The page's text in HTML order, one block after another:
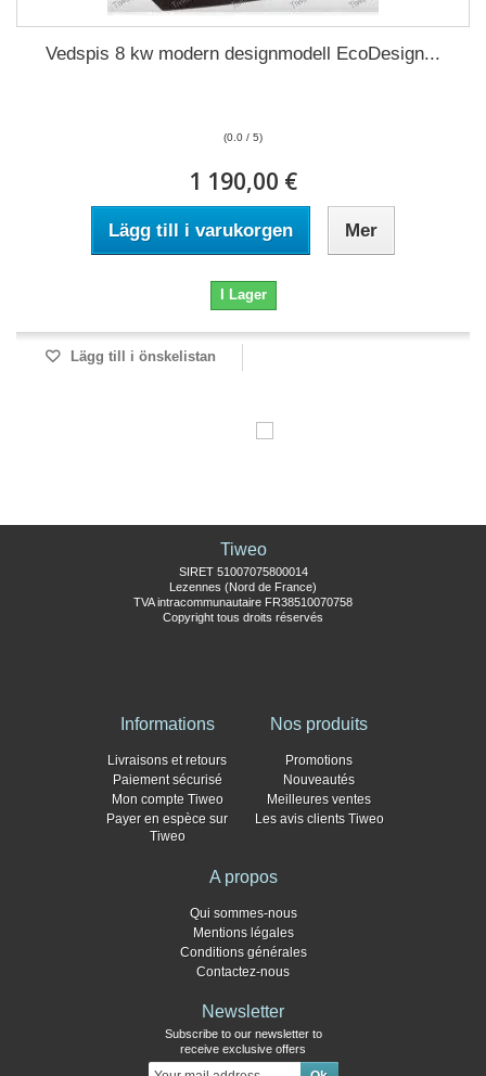
Vedspis 8 kw modern designmodell EcoDesign...
(0.0 / 5)
1 190,00 €
Lägg till i varukorgen Mer
I Lager
Lägg till i önskelistan
Tiweo
SIRET 51007075800014
Lezennes (Nord de France)
TVA intracommunautaire FR38510070758
Copyright tous droits réservés
Informations
Livraisons et retours
Paiement sécurisé
Mon compte Tiweo
Payer en espèce sur
Tiweo
Nos produits
Promotions
Nouveautés
Meilleures ventes
Les avis clients Tiweo
A propos
Qui sommes-nous
Mentions légales
Conditions générales
Contactez-nous
Newsletter
Subscribe to our newsletter to
receive exclusive offers